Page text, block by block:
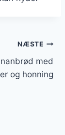
NÆSTE
med
og honning